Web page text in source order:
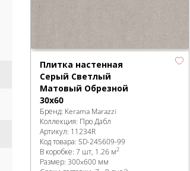
Плитка настенная
Серый Светлый
Матовый Обрезной
30х60
Бренд: Kerama Marazzi
Коллекция: Про Дабл
Артикул: 11234R
Код товара: SD-245609-99
В коробке: 7 шт, 1.26 м2
Размер: 300x600 мм